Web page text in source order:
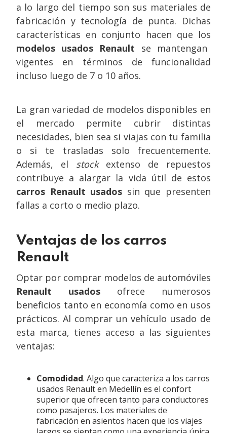
a lo largo del tiempo son sus materiales de
fabricación y tecnología de punta. Dichas
características en conjunto hacen que los
modelos usados Renault se mantengan
vigentes en términos de funcionalidad
incluso luego de 7 o 10 años.
La gran variedad de modelos disponibles en
el mercado permite cubrir distintas
necesidades, bien sea si viajas con tu familia
o si te trasladas solo frecuentemente.
Además, el stockextenso de repuestos
contribuye a alargar la vida útil de estos
carros Renault usados sin que presenten
fallas a corto o medio plazo.
Ventajas de los carros
Renault
Optar por comprar modelos de automóviles
Renault usados ofrece numerosos
beneficios tanto en economía como en usos
prácticos. Al comprar un vehículo usado de
esta marca, tienes acceso a las siguientes
ventajas:
Comodidad. Algo que caracteriza a los carros
usados Renault en Medellín es el confort
superior que ofrecen tanto para conductores
como pasajeros. Los materiales de
fabricación en asientos hacen que los viajes